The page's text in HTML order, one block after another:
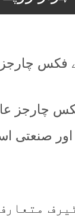
200 تا ہزار